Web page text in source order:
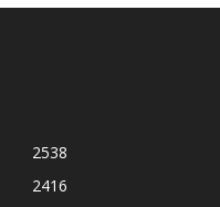
2538
2416